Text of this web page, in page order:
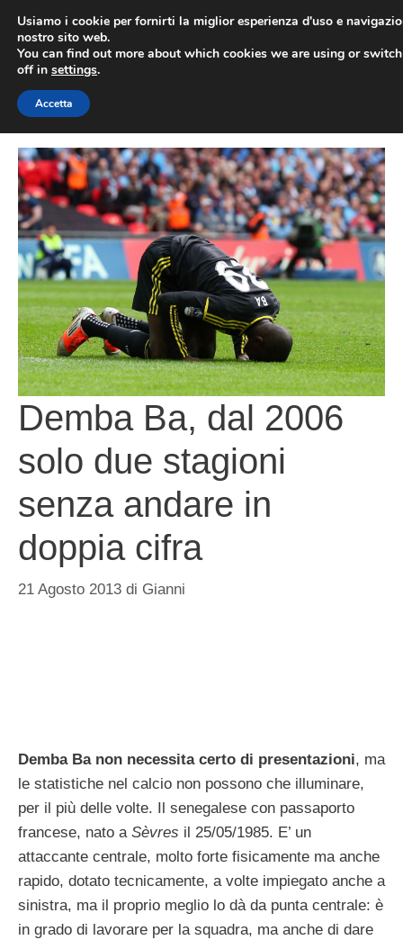
contenuto
Demba Ba, dal 2006
solo due stagioni
senza andare in
doppia cifra
21 Agosto 2013 di Gianni
Demba Ba non necessita certo di presentazioni, ma
le statistiche nel calcio non possono che illuminare,
per il più delle volte. Il senegalese con passaporto
francese, nato a Sèvres il 25/05/1985. E’ un
attaccante centrale, molto forte fisicamente ma anche
rapido, dotato tecnicamente, a volte impiegato anche a
sinistra, ma il proprio meglio lo dà da punta centrale: è
in grado di lavorare per la squadra, ma anche di dare
Usiamo i cookie per fornirti la miglior esperienza d'uso e
nostro sito web.
You can find out more about which cookies we are using or
off in settings.
Accetta